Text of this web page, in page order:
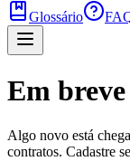
Glossário
Em breve
Algo novo está
contratos. Cadastre